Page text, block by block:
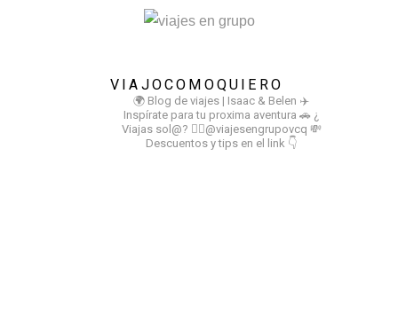
VIAJOCOMOQUIERO
🌍 Blog de viajes | Isaac & Belen ✈️
Inspírate para tu proxima aventura 🚗 ¿
Viajas sol@? 👉🏻@viajesengrupovcq 💸
Descuentos y tips en el link 👇